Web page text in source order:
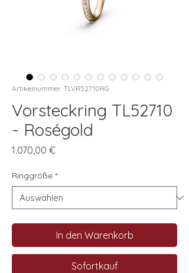
Artikelnummer: TLVR52710RG
Vorsteckring TL52710
- Roségold
1.070,00 €Preis
Ringgröße *
In den Warenkorb
Sofortkauf